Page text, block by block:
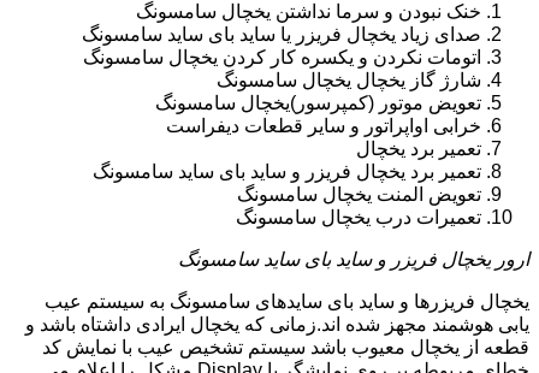
خنک نبودن و سرما نداشتن یخچال سامسونگ
صدای زیاد یخچال فریزر یا ساید بای ساید سامسونگ
اتومات نکردن و یکسره کار کردن یخچال سامسونگ
شارژ گاز یخچال یخچال سامسونگ
تعویض موتور (کمپرسور)یخچال سامسونگ
خرابی اواپراتور و سایر قطعات دیفراست
تعمیر برد یخچال
تعمیر برد یخچال فریزر و ساید بای ساید سامسونگ
تعویض المنت یخچال سامسونگ
تعمیرات درب یخچال سامسونگ
ارور یخچال فریزر و ساید بای ساید سامسونگ
یخچال فریزرها و ساید بای سایدهای سامسونگ به سیستم عیب
یابی هوشمند مجهز شده اند.زمانی که یخچال ایرادی داشتاه باشد و
قطعه از یخچال معیوب باشد سیستم تشخیص عیب با نمایش کد